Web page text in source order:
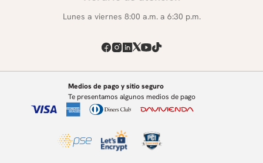
Lunes a viernes 8:00 a.m. a 6:30 p.m.
Medios de pago y sitio seguro
Te presentamos algunos medios de pago